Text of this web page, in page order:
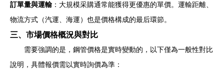
訂單量與運輸 ：大規模采購通常能獲得更優惠的單價。運輸距離、
物流方式（汽運、海運）也是價格構成的最后環節。
三、市場價格概況與對比
需要強調的是，鋼管價格是實時變動的，以下僅為一般性對比
說明，具體報價需以實時詢價為準：